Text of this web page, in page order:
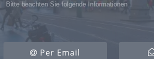
Bitte beachten Sie folgende Informationen
Per Email